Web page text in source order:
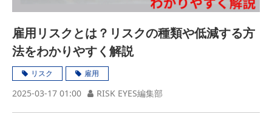
雇用リスクとは？リスクの種類や低減する方
法をわかりやすく解説
リスク 雇用
2025-03-17 01:00 RISK EYES編集部